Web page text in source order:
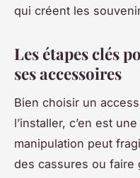
qui créent les
Les étapes clés
ses accessoires
Bien choisir un
l’installer, c’en est
manipulation peut
des cassures ou faire